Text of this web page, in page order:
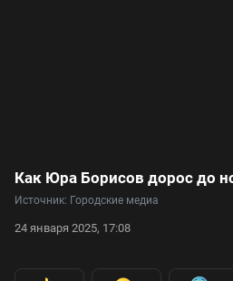
Источник: Городские медиа
24 января 2025, 17:08